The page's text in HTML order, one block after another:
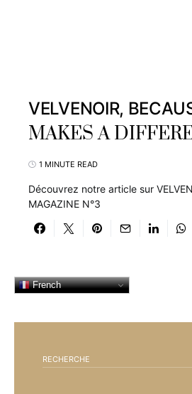
VELVENOIR,
MAKES A
1 MINUTE READ
Découvrez notre article sur
MAGAZINE N°3
French